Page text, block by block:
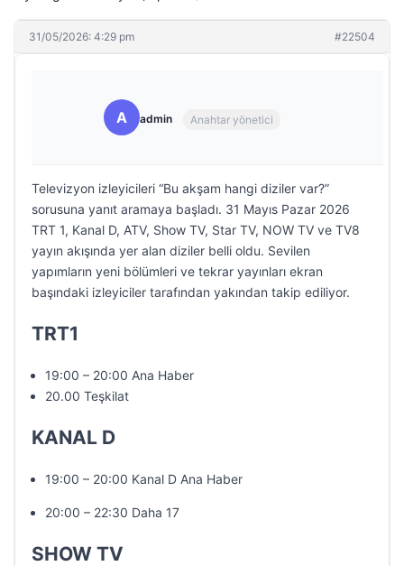
31/05/2026: 4:29 pm #22504
A admin Anahtar yönetici
Televizyon izleyicileri “Bu akşam hangi diziler var?”
sorusuna yanıt aramaya başladı. 31 Mayıs Pazar 2026
TRT 1, Kanal D, ATV, Show TV, Star TV, NOW TV ve TV8
yayın akışında yer alan diziler belli oldu. Sevilen
yapımların yeni bölümleri ve tekrar yayınları ekran
başındaki izleyiciler tarafından yakından takip ediliyor.
TRT1
19:00 – 20:00 Ana Haber
20.00 Teşkilat
KANAL D
19:00 – 20:00 Kanal D Ana Haber
20:00 – 22:30 Daha 17
SHOW TV